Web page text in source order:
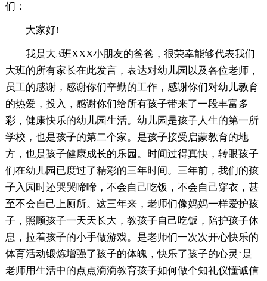
们：
大家好!
我是大3班XXX小朋友的爸爸，很荣幸能够代表我们
大班的所有家长在此发言，表达对幼儿园以及各位老师，
员工的感谢，感谢你们辛勤的工作，感谢你们对幼儿教育
的热爱，投入，感谢你们给所有孩子带来了一段丰富多
彩，健康快乐的幼儿园生活。幼儿园是孩子人生的第一所
学校，也是孩子的第二个家。是孩子接受启蒙教育的地
方，也是孩子健康成长的乐园。时间过得真快，转眼孩子
们在幼儿园已度过了精彩的三年时间。三年前，我们的孩
子入园时还哭哭啼啼，不会自己吃饭，不会自己穿衣，甚
至不会自己上厕所。这三年来，老师们像妈妈一样爱护孩
子，照顾孩子一天天长大，教孩子自己吃饭，陪护孩子休
息，拉着孩子的小手做游戏。是老师们一次次开心快乐的
体育活动锻炼增强了孩子的体魄，快乐了孩子的心灵‘是
老师用生活中的点点滴滴教育孩子如何做个知礼仪懂诚信